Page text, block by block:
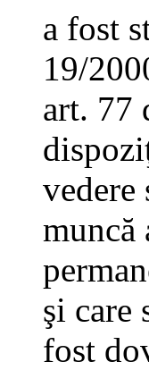
a fost
19/
art. 77
vedere
muncă
şi care
fost